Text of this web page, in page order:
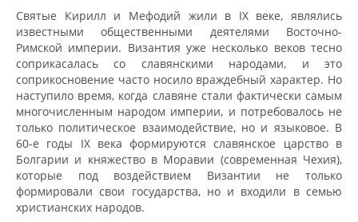
Святые Кирилл и Мефодий жили в IX веке, являлись
известными общественными деятелями Восточно-
Римской империи. Византия уже несколько веков тесно
соприкасалась со славянскими народами, и это
соприкосновение часто носило враждебный характер. Но
наступило время, когда славяне стали фактически самым
многочисленным народом империи, и потребовалось не
только политическое взаимодействие, но и языковое. В
60-е годы IX века формируются славянское царство в
Болгарии и княжество в Моравии (современная Чехия),
которые под воздействием Византии не только
формировали свои государства, но и входили в семью
христианских народов.